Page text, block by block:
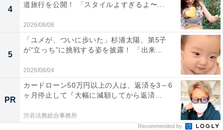
4
道旅行を公開！ 「スタイルよすぎるよ〜...
2026/08/08
5
「ユメが、ついに歩いた」杉浦太陽、第5子
が“立っち”に挑戦する姿を披露！ 「出来...
2026/08/04
PR
カードローン50万円以上の人は、返済を3～6
ヶ月停止して『大幅に減額してから返済...
渋谷法務総合事務所
Recommended by